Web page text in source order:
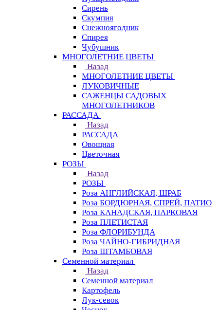
Сирень
Скумпия
Снежноягодник
Спирея
Чубушник
МНОГОЛЕТНИЕ ЦВЕТЫ
Назад
МНОГОЛЕТНИЕ ЦВЕТЫ
ЛУКОВИЧНЫЕ
САЖЕНЦЫ САДОВЫХ
МНОГОЛЕТНИКОВ
РАССАДА
Назад
РАССАДА
Овощная
Цветочная
РОЗЫ
Назад
РОЗЫ
Роза АНГЛИЙСКАЯ, ШРАБ
Роза БОРДЮРНАЯ, СПРЕЙ, ПАТИО
Роза КАНАДСКАЯ, ПАРКОВАЯ
Роза ПЛЕТИСТАЯ
Роза ФЛОРИБУНДА
Роза ЧАЙНО-ГИБРИДНАЯ
Роза ШТАМБОВАЯ
Семенной материал
Назад
Семенной материал
Картофель
Лук-севок